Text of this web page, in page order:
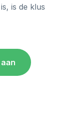
is de klus